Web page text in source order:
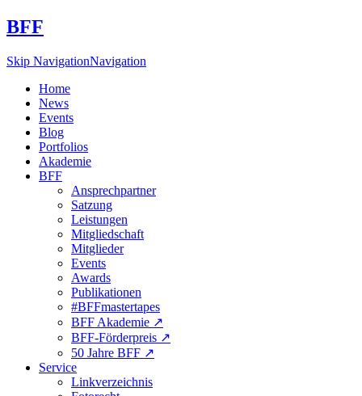
BFF
Skip NavigationNavigation
Home
News
Events
Blog
Portfolios
Akademie
BFF
Ansprechpartner
Satzung
Leistungen
Mitgliedschaft
Mitglieder
Events
Awards
Publikationen
#BFFmastertapes
BFF Akademie ↗︎
BFF-Förderpreis ↗︎
50 Jahre BFF ↗︎
Service
Linkverzeichnis